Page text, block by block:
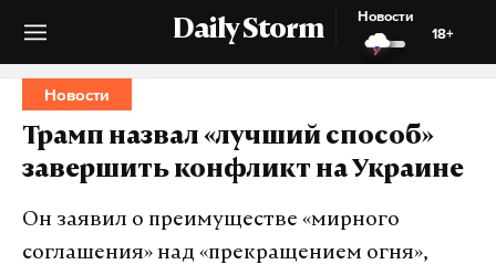
Daily Storm
Новости
18+
Новости
Трамп назвал «лучший способ»
завершить конфликт на Украине
Он заявил о преимуществе «мирного
соглашения» над «прекращением огня»,